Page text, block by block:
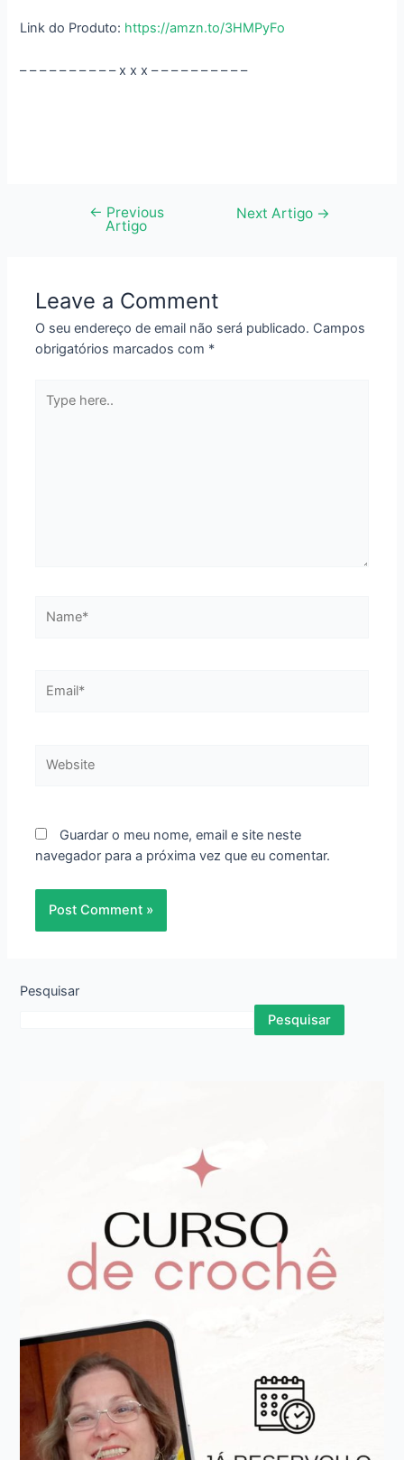
Link do Produto: https://amzn.to/3HMPyFo
– – – – – – – – – – x x x – – – – – – – – – –
Navegação
← Previous
Artigo
Next Artigo →
Leave a Comment
O seu endereço de email não será publicado. Campos
obrigatórios marcados com *
here..
Guardar o meu nome, email e site neste
navegador para a próxima vez que eu comentar.
Pesquisar
Pesquisar